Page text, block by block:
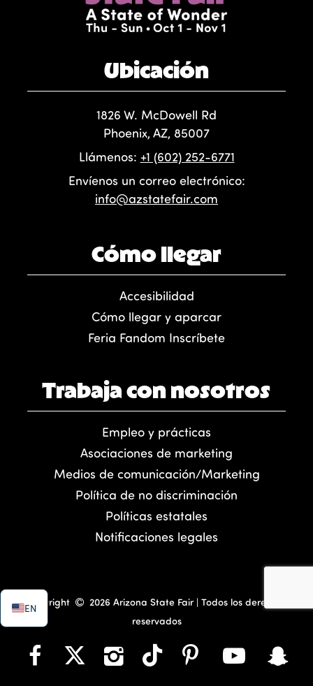
Ubicación
1826 W. McDowell Rd
Phoenix, AZ, 85007
Llámenos: +1 (602) 252-6771
Envíenos un correo electrónico:
info@azstatefair.com
Cómo llegar
Accesibilidad
Cómo llegar y aparcar
Feria Fandom Inscríbete
Trabaja con nosotros
Empleo y prácticas
Asociaciones de marketing
Medios de comunicación/Marketing
Política de no discriminación
Políticas estatales
Notificaciones legales
EN
Copyright
2026 Arizona State Fair | Todos los derechos
reservados